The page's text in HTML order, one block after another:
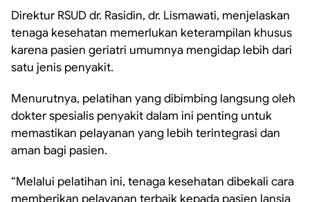
Direktur RSUD dr. Rasidin, dr. Lismawati, menjelaskan
tenaga kesehatan memerlukan keterampilan khusus
karena pasien geriatri umumnya mengidap lebih dari
satu jenis penyakit.
Menurutnya, pelatihan yang dibimbing langsung oleh
dokter spesialis penyakit dalam ini penting untuk
memastikan pelayanan yang lebih terintegrasi dan
aman bagi pasien.
“Melalui pelatihan ini, tenaga kesehatan dibekali cara
memberikan pelayanan terbaik kepada pasien lansia